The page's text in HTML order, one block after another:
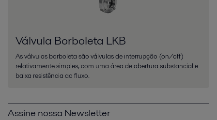
Válvula Borboleta LKB
As válvulas borboleta são válvulas de interrupção (on/off)
relativamente simples, com uma área de abertura substancial e
baixa resistência ao fluxo.
Assine nossa Newsletter